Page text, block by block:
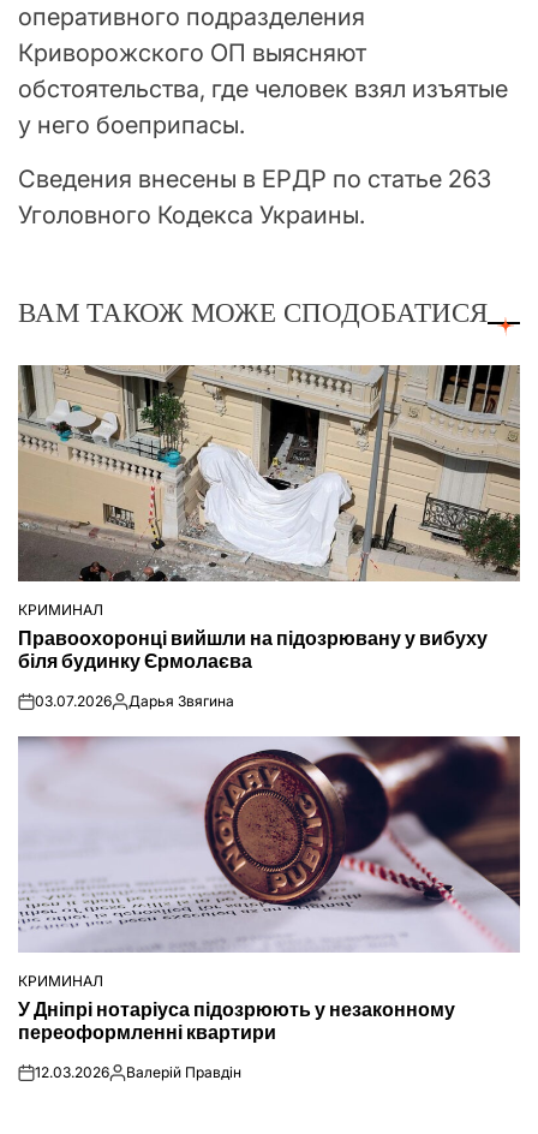
оперативного подразделения
Криворожского ОП выясняют
обстоятельства, где человек взял изъятые
у него боеприпасы.
Сведения внесены в ЕРДР по статье 263
Уголовного Кодекса Украины.
ВАМ ТАКОЖ МОЖЕ СПОДОБАТИСЯ
ОПУБЛІКУВАТИ
КРИМИНАЛ
Правоохоронці вийшли на підозрювану у вибуху
біля будинку Єрмолаєва
on03.07.2026Опубліковано
Дарья Звягина
ОПУБЛІКУВАТИ
У
КРИМИНАЛ
У Дніпрі нотаріуса підозрюють у незаконному
переоформленні квартири
on12.03.2026Опубліковано
Валерій Правдін